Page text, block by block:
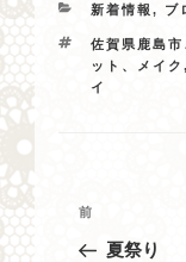
カ
ゴ
リ
ー
新着情報, ブ
タ
グ
佐賀県鹿島
ット、メイク
イ
投
過
去
前
夏祭り